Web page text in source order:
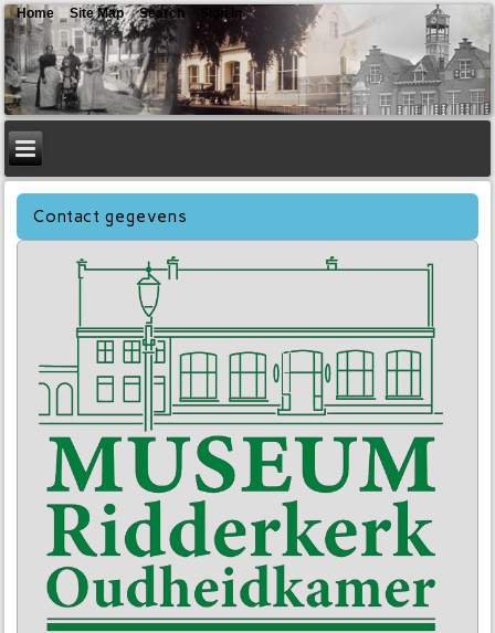
Contact gegevens
Home Site Map Search Sign In